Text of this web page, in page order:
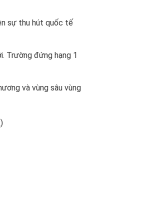
sự thu hút quốc tế
Trường đứng hạng 1
và vùng sâu vùng